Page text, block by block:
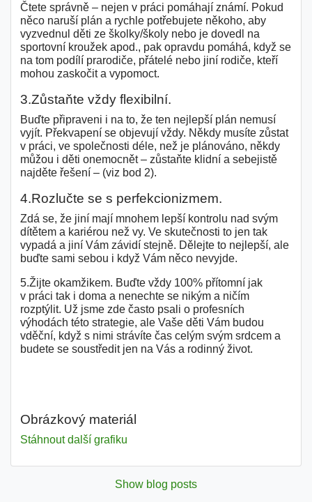
Čtete správně – nejen v práci pomáhají známí. Pokud
něco naruší plán a rychle potřebujete někoho, aby
vyzvednul děti ze školky/školy nebo je dovedl na
sportovní kroužek apod., pak opravdu pomáhá, když se
na tom podílí prarodiče, přátelé nebo jiní rodiče, kteří
mohou zaskočit a vypomoct.
3.Zůstaňte vždy flexibilní.
Buďte připraveni i na to, že ten nejlepší plán nemusí
vyjít. Překvapení se objevují vždy. Někdy musíte zůstat
v práci, ve společnosti déle, než je plánováno, někdy
můžou i děti onemocnět – zůstaňte klidní a sebejistě
najděte řešení – (viz bod 2).
4.Rozlučte se s perfekcionizmem.
Zdá se, že jiní mají mnohem lepší kontrolu nad svým
dítětem a kariérou než vy. Ve skutečnosti to jen tak
vypadá a jiní Vám závidí stejně. Dělejte to nejlepší, ale
buďte sami sebou i když Vám něco nevyjde.
5.Žijte okamžikem. Buďte vždy 100% přítomní jak
v práci tak i doma a nenechte se nikým a ničím
rozptýlit. Už jsme zde často psali o profesních
výhodách této strategie, ale Vaše děti Vám budou
vděční, když s nimi strávíte čas celým svým srdcem a
budete se soustředit jen na Vás a rodinný život.
Obrázkový materiál
Stáhnout další grafiku
Show blog posts